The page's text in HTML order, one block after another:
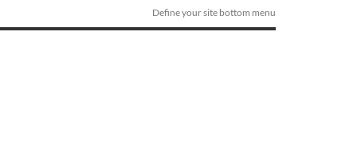
Define your site bottom menu